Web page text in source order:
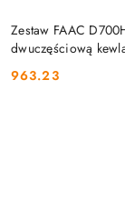
Zestaw FAAC
dwuczęściową
Cena:
963.23